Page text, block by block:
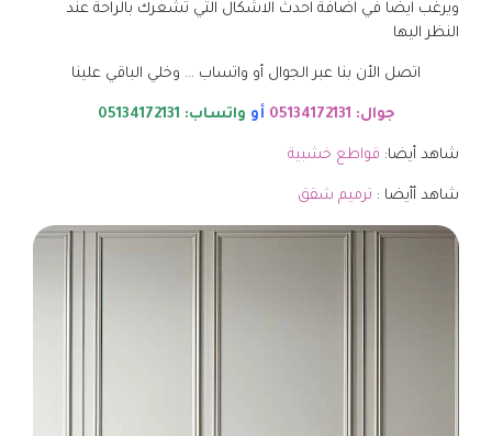
ويرغب ايضا في اضافة احدث الاشكال التي تشعرك بالراحة عند
النظر اليها
اتصل الأن بنا عبر الجوال أو واتساب … وخلي الباقي علينا
جوال: 05134172131 أو واتساب: 05134172131
شاهد أيضا: قواطع خشبية
شاهد أأيضا : ترميم شقق